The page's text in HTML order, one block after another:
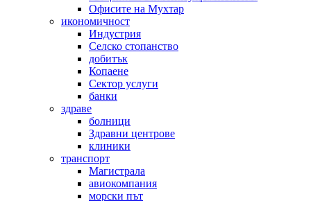
Офисите на Мухтар
икономичност
Индустрия
Селско стопанство
добитък
Копаене
Сектор услуги
банки
здраве
болници
Здравни центрове
клиники
транспорт
Магистрала
авиокомпания
морски път